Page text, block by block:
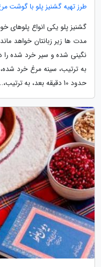
طرز تهیه گشنیز پلو با گوشت
گشنیز پلو یکی انواع
مدت ها زیر زبانتان خواهد
نگینی شده و سیر خرد شده
به ترتیب، سینه مرغ خرد
حدود 10 دقیقه بعد، به ترتیب،...